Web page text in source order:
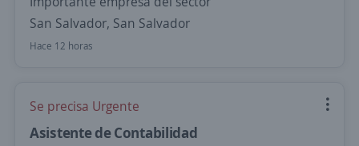
San Salvador, San Salvador
Hace 12 horas
Se precisa Urgente
Asistente de Contabilidad